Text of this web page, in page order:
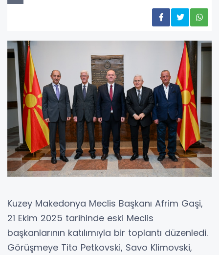
Kuzey Makedonya Meclis Başkanı Afrim Gaşi,
21 Ekim 2025 tarihinde eski Meclis
başkanlarının katılımıyla bir toplantı düzenledi.
Görüşmeye Tito Petkovski, Savo Klimovski,